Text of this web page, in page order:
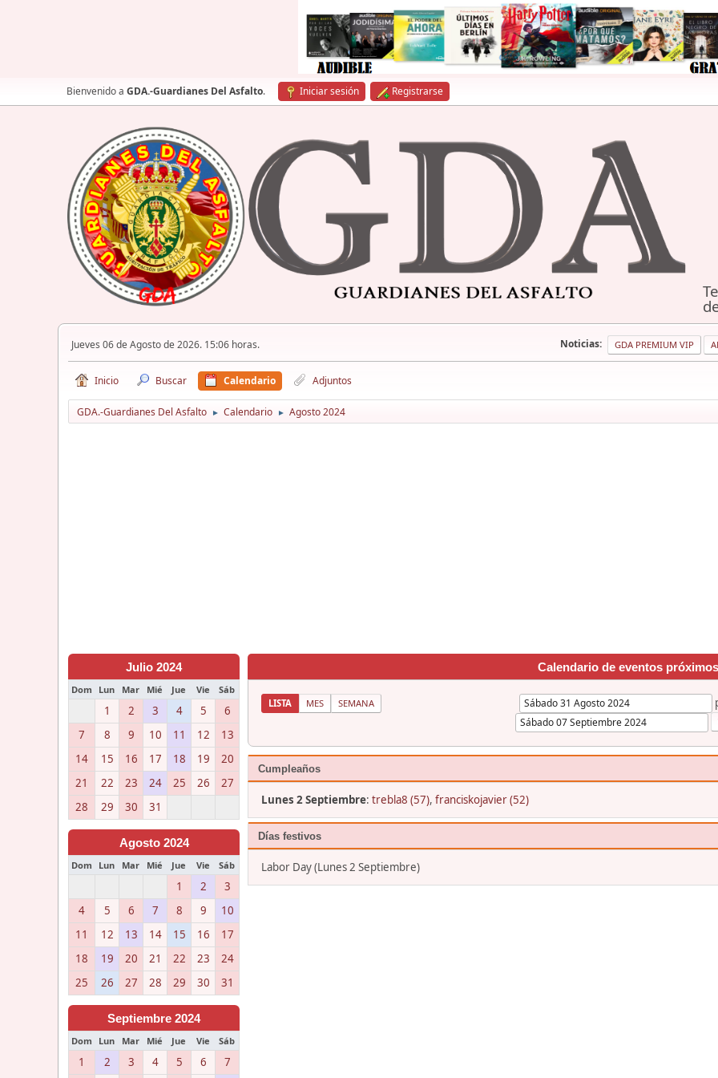
Bienvenido a GDA.-Guardianes Del Asfalto. Iniciar sesión Registrarse
Jueves 06 de Agosto de 2026. 15:06 horas. Noticias: GDA PREMIUM VIP
Inicio Buscar Calendario Adjuntos
GDA.-Guardianes Del Asfalto ► Calendario ► Agosto 2024
Julio 2024
Dom Lun Mar Mié Jue Vie Sáb
1 2 3 4 5
6
7
8 9 10 11 12
13
14
15 16 17 18 19
20
21
22 23 24 25 26
27
28
29 30 31
Agosto 2024
Dom Lun Mar Mié Jue Vie Sáb
1 2
3
4
5 6 7 8 9
10
11
12 13 14 15 16
17
18
19 20 21 22 23
24
25
26 27 28 29 30 31
Septiembre 2024
Dom Lun Mar Mié Jue Vie Sáb
1 2 3 4 5 6 7
Calendario de eventos próximos
LISTA MES SEMANA
Cumpleaños
Lunes 2 Septiembre: trebla8 (57), franciskojavier (52)
Días festivos
Labor Day (Lunes 2 Septiembre)